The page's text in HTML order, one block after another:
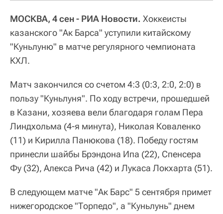
МОСКВА, 4 сен - РИА Новости. Хоккеисты
казанского "Ак Барса" уступили китайскому
"Куньлуню" в матче регулярного чемпионата
КХЛ.
Матч закончился со счетом 4:3 (0:3, 2:0, 2:0) в
пользу "Куньлуня". По ходу встречи, прошедшей
в Казани, хозяева вели благодаря голам Пера
Линдхольма (4-я минута), Николая Коваленко
(11) и Кирилла Панюкова (18). Победу гостям
принесли шайбы Брэндона Ипа (22), Спенсера
Фу (32), Алекса Рича (42) и Лукаса Локхарта (51).
В следующем матче "Ак Барс" 5 сентября примет
нижегородское "Торпедо", а "Куньлунь" днем